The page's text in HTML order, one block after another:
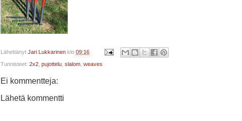
Lähettänyt Jari Lukkarinen klo 09:16
Tunnisteet: 2x2 pujottelu slalom weaves
Ei kommentteja:
Lähetä kommentti